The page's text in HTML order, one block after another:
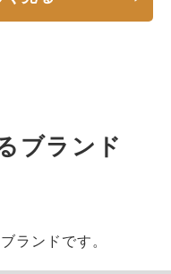
ブランド
ランドです。